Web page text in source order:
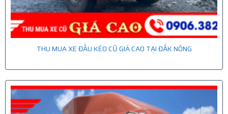
THU MUA XE ĐẦU KÉO CŨ GIÁ CAO TẠI ĐẮK NÔNG